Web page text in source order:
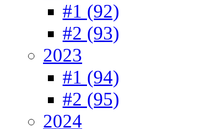
#1 (92)
#2 (93)
2023
#1 (94)
#2 (95)
2024